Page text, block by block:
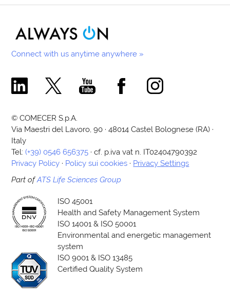
Connect with us anytime anywhere »
Comecer Linkedin Page
Comecer X PageComecer Youtube Channel
Comecer Facebook Page
Comecer Instagram
© COMECER S.p.A.
Via Maestri del Lavoro, 90 · 48014 Castel Bolognese (RA) ·
Italy
Tel:(+39) 0546 656375 · cf. p.iva vat n. IT02404790392
Privacy Policy · Policy sui cookies · Privacy Settings
Part ofATS Life Sciences Group
ISO 45001
Health and Safety Management System
ISO 14001 & ISO 50001
Environmental and energetic management
system
ISO 9001 & ISO 13485
Certified Quality System